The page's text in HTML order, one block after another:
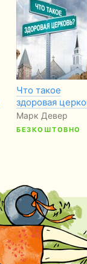
Что такое
здоровая
Марк Девер
БЕЗКОШТОВНО